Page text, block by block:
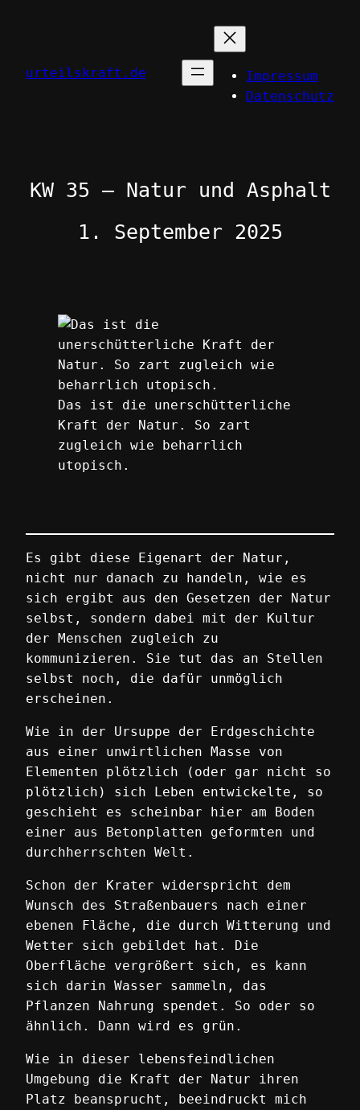
urteilskraft.de
Impressum
Datenschutz
KW 35 – Natur und Asphalt
1. September 2025
Das ist die unerschütterliche
Kraft der Natur. So zart
zugleich wie beharrlich
utopisch.
Es gibt diese Eigenart der Natur,
nicht nur danach zu handeln, wie es
sich ergibt aus den Gesetzen der Natur
selbst, sondern dabei mit der Kultur
der Menschen zugleich zu
kommunizieren. Sie tut das an Stellen
selbst noch, die dafür unmöglich
erscheinen.
Wie in der Ursuppe der Erdgeschichte
aus einer unwirtlichen Masse von
Elementen plötzlich (oder gar nicht so
plötzlich) sich Leben entwickelte, so
geschieht es scheinbar hier am Boden
einer aus Betonplatten geformten und
durchherrschten Welt.
Schon der Krater widerspricht dem
Wunsch des Straßenbauers nach einer
ebenen Fläche, die durch Witterung und
Wetter sich gebildet hat. Die
Oberfläche vergrößert sich, es kann
sich darin Wasser sammeln, das
Pflanzen Nahrung spendet. So oder so
ähnlich. Dann wird es grün.
Wie in dieser lebensfeindlichen
Umgebung die Kraft der Natur ihren
Platz beansprucht, beeindruckt mich